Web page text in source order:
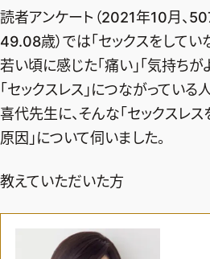
ダイエット
50代健康のお悩み
ゴルフ
住まい
旅行＆グルメ
カルチャー
50代のお悩み
エクラ 華組メンバー一覧
エクラ 華組ランキング
チームJマダム
チームJマダムメンバー一覧
チームJマダムランキング
チームJマダム特集
編集長コラム
あら、素敵☆ 手帖
占い
イヴルルド遙華の12星座占い
試し読み
エクラ通販
通販ランキング
インフォメーション
読者アンケート（2021年10月、
49.08歳）では「セックスをしてい
若い頃に感じた「痛い」「気持ちが
「セックスレス」につながってい
喜代先生に、そんな「セックスレ
原因」について伺いました。
教えていただいた方